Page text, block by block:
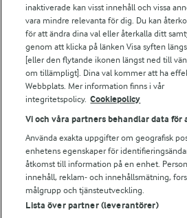
Arla webbshop
Bildbank
Följ oss
© 2026 Arla Foods
inaktiverade kan visst innehåll och vissa
vara mindre relevanta för dig. Du kan
för att ändra dina val eller återkalla ditt
genom att klicka på länken Visa syften
[eller den flytande ikonen längst ned till
om tillämpligt]. Dina val kommer att ha
Webbplats. Mer information finns i vår
integritetspolicy. Cookiepolicy
Vi och våra partners behandlar data
Använda exakta uppgifter om geografisk
enhetens egenskaper för
åtkomst till information på en enhet.
innehåll, reklam- och innehållsmätning,
målgrupp och tjänsteutveckling.
Lista över partner (leverantörer)